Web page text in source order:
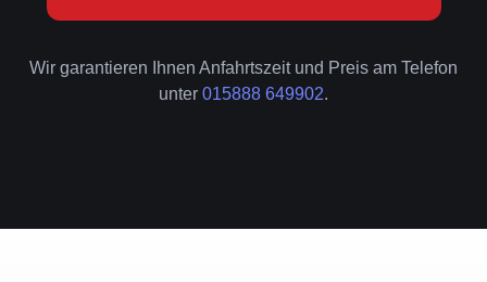
Wir garantieren Ihnen Anfahrtszeit und Preis am Telefon
unter 015888 649902.